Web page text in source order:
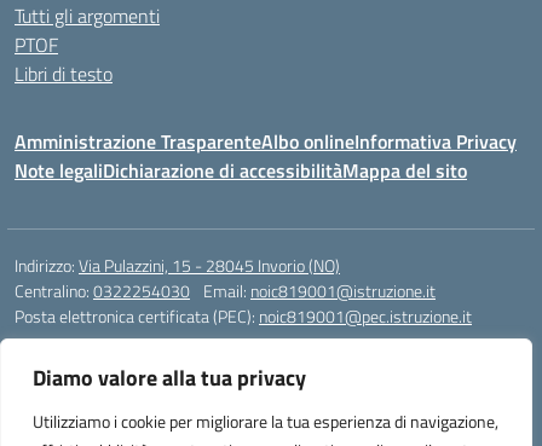
Diamo valore alla tua privacy
Utilizziamo i cookie per migliorare la tua esperienza di navigazione,
Tutti gli argomenti
PTOF
Libri di testo
Amministrazione TrasparenteAlbo onlineInformativa Privacy
Note legaliDichiarazione di accessibilitàMappa del sito
Indirizzo:Via Pulazzini, 15 - 28045 Invorio (NO)
Centralino:0322254030 Email: noic819001@istruzione.it
Posta elettronica certificata (PEC): noic819001@pec.istruzione.it
Codice meccanografico:NOIC819001
Codice Indice delle Pubbliche Amministrazioni (IPA): istsc_noic819001
Codice unico di fatturazione (CUF): UFZ9M3